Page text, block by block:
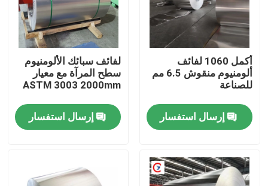
أكمل 1060 لفائف
ألومنيوم منقوش 6.5 مم
للصناعة
إرسال استفسار
لفائف سبائك الألومنيوم
سطح المرآة مع معيار
ASTM 3003 2000mm
إرسال استفسار